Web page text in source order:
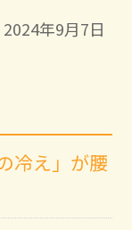
2024年9月7日
冷え」が腰